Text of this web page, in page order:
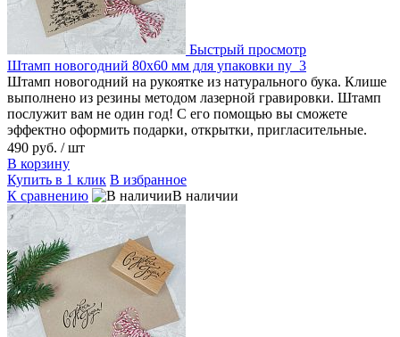
Быстрый просмотр
Штамп новогодний 80х60 мм для упаковки ny_3
Штамп новогодний на рукоятке из натурального бука. Клише
выполнено из резины методом лазерной гравировки. Штамп
послужит вам не один год! С его помощью вы сможете
эффектно оформить подарки, открытки, пригласительные.
490 руб. / шт
В корзину
Купить в 1 клик В избранное
К сравнению
В наличии